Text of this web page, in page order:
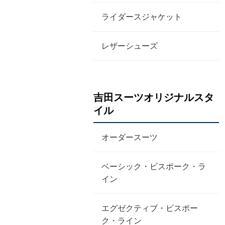
ライダースジャケット
レザーシューズ
吉田スーツオリジナルスタ
イル
オーダースーツ
ベーシック・ビスポーク・ラ
イン
エグゼクティブ・ビスポー
ク・ライン